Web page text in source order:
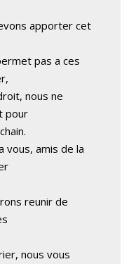
apporter cet
pas a ces
nous ne
pour
vous, amis de la
reunir de
nous vous